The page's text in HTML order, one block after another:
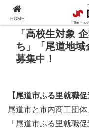
「高校生対象
ち」「尾道地
募集中！
【尾道市ふる里就職
尾道市と市内商工団
「尾道市ふる里就職
HOME